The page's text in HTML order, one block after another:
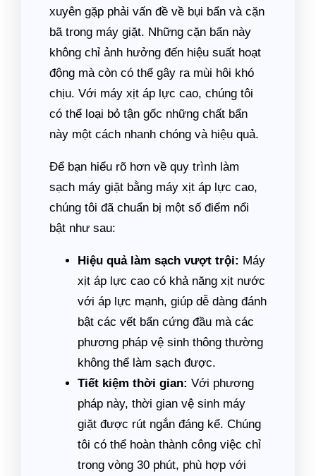
xuyên gặp phải vấn đề về bụi bẩn và cặn
bã trong máy giặt. Những cặn bẩn này
không chỉ ảnh hưởng đến hiệu suất hoạt
động mà còn có thể gây ra mùi hôi khó
chịu. Với máy xịt áp lực cao, chúng tôi
có thể loại bỏ tận gốc những chất bẩn
này một cách nhanh chóng và hiệu quả.
Để bạn hiểu rõ hơn về quy trình làm
sạch máy giặt bằng máy xịt áp lực cao,
chúng tôi đã chuẩn bị một số điểm nổi
bật như sau:
Hiệu quả làm sạch vượt trội: Máy
xịt áp lực cao có khả năng xịt nước
với áp lực mạnh, giúp dễ dàng đánh
bật các vết bẩn cứng đầu mà các
phương pháp vệ sinh thông thường
không thể làm sạch được.
Tiết kiệm thời gian: Với phương
pháp này, thời gian vệ sinh máy
giặt được rút ngắn đáng kể. Chúng
tôi có thể hoàn thành công việc chỉ
trong vòng 30 phút, phù hợp với